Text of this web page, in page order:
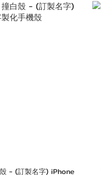
訂製名字) iPhone